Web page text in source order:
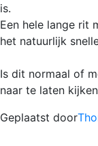
is.
Een hele lange rit
het natuurlijk
Is dit normaal of
naar te laten
Geplaatst door